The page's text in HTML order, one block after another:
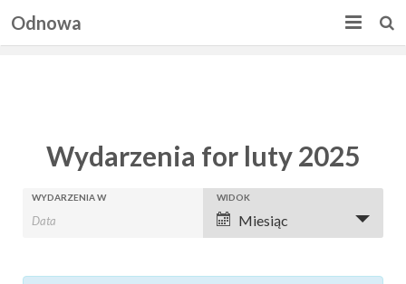
Odnowa
GRUPY MODLITEWNE
STRUKTURA
MSZE Z MODLITWĄ O UZDROWIENIE
MATERIAŁY
Wydarzenia for luty 2025
Wydarzenia
and
Wydarzenia
Search
WYDARZENIA W
Wydarzenie
Views
WIDOK
Miesiąc